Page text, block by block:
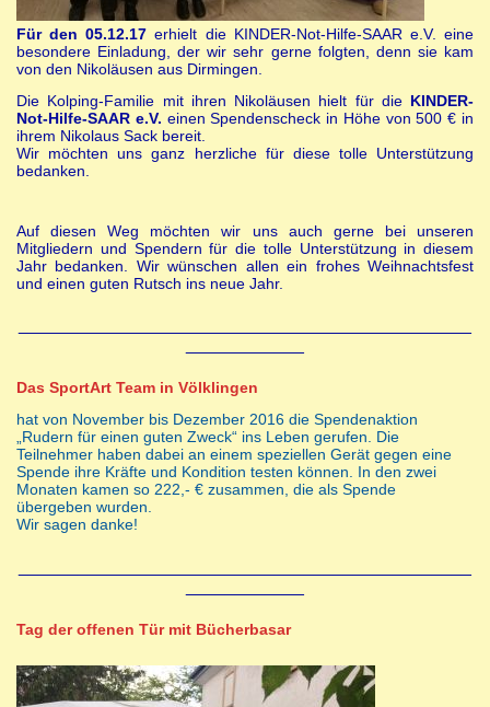
Für den 05.12.17 erhielt die KINDER-Not-Hilfe-SAAR e.V. eine
besondere Einladung, der wir sehr gerne folgten, denn sie kam
von den Nikoläusen aus Dirmingen.
Die Kolping-Familie mit ihren Nikoläusen hielt für die KINDER-
Not-Hilfe-SAAR e.V. einen Spendenscheck in Höhe von 500 € in
ihrem Nikolaus Sack bereit.
Wir möchten uns ganz herzliche für diese tolle Unterstützung
bedanken.
Auf diesen Weg möchten wir uns auch gerne bei unseren
Mitgliedern und Spendern für die tolle Unterstützung in diesem
Jahr bedanken. Wir wünschen allen ein frohes Weihnachtsfest
und einen guten Rutsch ins neue Jahr.
Das SportArt Team in Völklingen
hat von November bis Dezember 2016 die Spendenaktion
„Rudern für einen guten Zweck“ ins Leben gerufen. Die
Teilnehmer haben dabei an einem speziellen Gerät gegen eine
Spende ihre Kräfte und Kondition testen können. In den zwei
Monaten kamen so 222,- € zusammen, die als Spende
übergeben wurden.
Wir sagen danke!
Tag der offenen Tür mit Bücherbasar